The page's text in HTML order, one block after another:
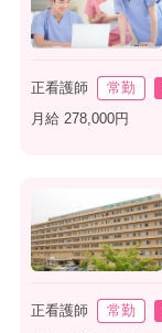
正看護師 常勤
月給 278,000円
正看護師 常勤